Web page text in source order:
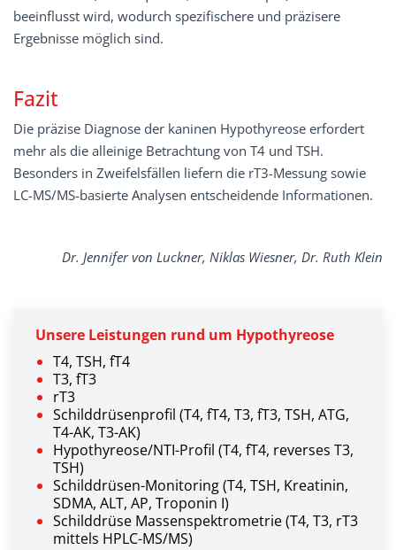
beeinflusst wird, wodurch spezifischere und präzisere
Ergebnisse möglich sind.
Fazit
Die präzise Diagnose der kaninen Hypothyreose erfordert
mehr als die alleinige Betrachtung von T4 und TSH.
Besonders in Zweifelsfällen liefern die rT3-Messung sowie
LC-MS/MS-basierte Analysen entscheidende Informationen.
Dr. Jennifer von Luckner, Niklas Wiesner, Dr. Ruth Klein
Unsere Leistungen rund um Hypothyreose
T4, TSH, fT4
T3, fT3
rT3
Schilddrüsenprofil (T4, fT4, T3, fT3, TSH, ATG,
T4-AK, T3-AK)
Hypothyreose/NTI-Profil (T4, fT4, reverses T3,
TSH)
Schilddrüsen-Monitoring (T4, TSH, Kreatinin,
SDMA, ALT, AP, Troponin I)
Schilddrüse Massenspektrometrie (T4, T3, rT3
mittels HPLC-MS/MS)